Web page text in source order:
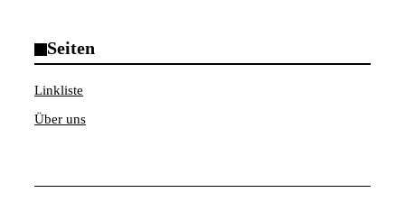
Seiten
Linkliste
Über uns